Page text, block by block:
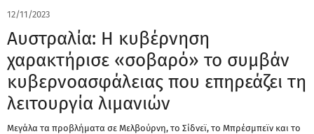
12/11/2023
Αυστραλία: Η κυβέρνηση
χαρακτήρισε «σοβαρό» το συμβάν
κυβερνοασφάλειας που επηρεάζει τη
λειτουργία λιμανιών
Μεγάλα τα προβλήματα σε Μελβούρνη, το Σίδνεϊ, το Μπρέσμπεϊν και το